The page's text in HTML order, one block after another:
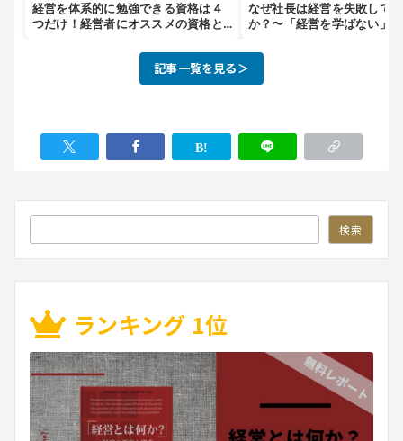
経営を体系的に勉強できる資格は４
つだけ！経営者にオススメの資格と
なぜ社長は経営を失敗して
か？〜「経営を学ばない」
記事一覧を見る＞
検索
ランキング 1位